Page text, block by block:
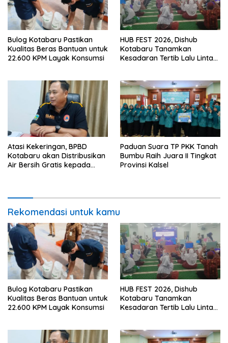
Bulog Kotabaru Pastikan
Kualitas Beras Bantuan untuk
22.600 KPM Layak Konsumsi
HUB FEST 2026, Dishub
Kotabaru Tanamkan
Kesadaran Tertib Lalu Lintas
Atasi Kekeringan, BPBD
Kotabaru akan Distribusikan
Air Bersih Gratis kepada
Paduan Suara TP PKK Tanah
Bumbu Raih Juara II Tingkat
Provinsi Kalsel
Rekomendasi untuk kamu
Bulog Kotabaru Pastikan
Kualitas Beras Bantuan untuk
22.600 KPM Layak Konsumsi
HUB FEST 2026, Dishub
Kotabaru Tanamkan
Kesadaran Tertib Lalu Lintas